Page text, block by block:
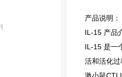
产品说明：
IL-15 产品
IL-15是一
活和活化